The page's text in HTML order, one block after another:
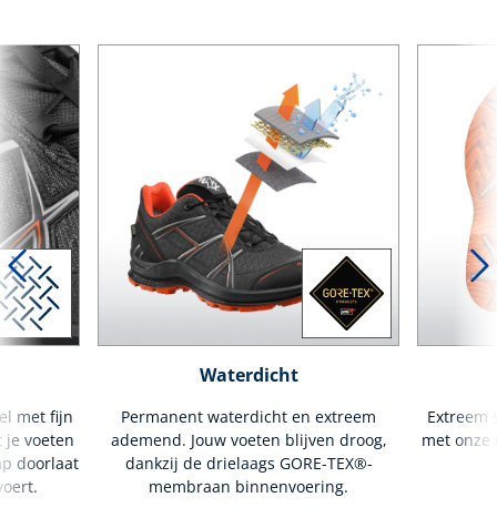
met fijn
je voeten
doorlaat
Waterdicht
Permanent waterdicht en extreem
ademend. Jouw voeten blijven droog,
dankzij de drielaags GORE-TEX®-
membraan binnenvoering.
Extreem
met